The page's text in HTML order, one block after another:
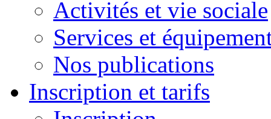
Activités et vie sociale
Services et
Nos publications
Inscription et tarifs